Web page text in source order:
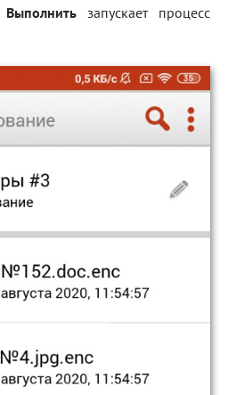
Выполнитьзапускает процесс